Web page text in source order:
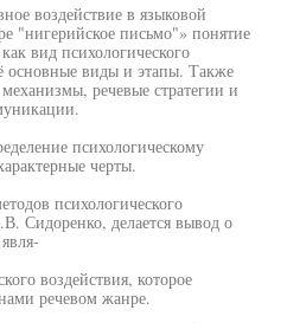
воздействие в языковой
"нигерийское письмо"» понятие
вид психологического
основные виды и этапы. Также
речевые стратегии и
психологическому
черты.
психологического
Сидоренко, делается вывод о
воздействия, которое
речевом жанре.